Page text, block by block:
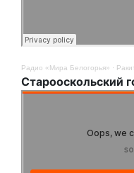
Радио «Мира Белогорья» ·
Старооскольский